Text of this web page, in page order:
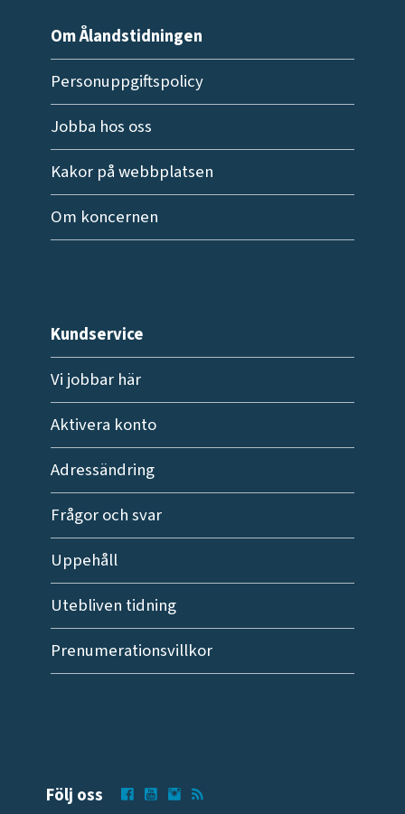
Om Ålandstidningen
Personuppgiftspolicy
Jobba hos oss
Kakor på webbplatsen
Om koncernen
Kundservice
Vi jobbar här
Aktivera konto
Adressändring
Frågor och svar
Uppehåll
Utebliven tidning
Prenumerationsvillkor
Följ oss